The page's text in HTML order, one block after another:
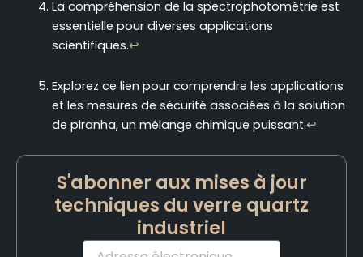
La compréhension de la spectrophotométrie est
essentielle pour diverses applications
scientifiques.↩
Explorez ce lien pour comprendre les applications
et les mesures de sécurité associées à la solution
de piranha, un mélange chimique puissant.↩
S'abonner aux mises à jour
techniques du verre quartz
industriel
Courriel